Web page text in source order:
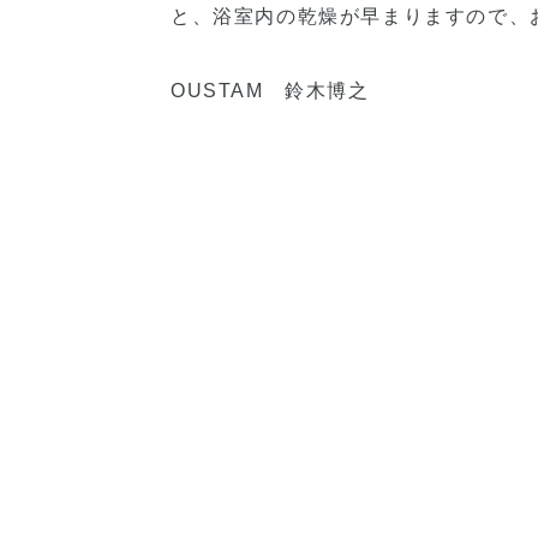
と、浴室内の乾燥が早まりますので、
OUSTAM 鈴木博之